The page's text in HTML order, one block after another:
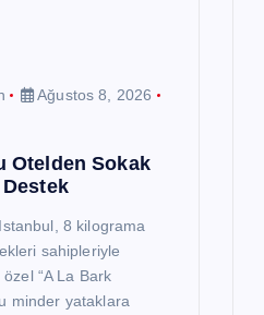
Ağustos 8, 2026
Otelden Sokak
Destek
8 kilograma
sahipleriyle
“A La Bark
minder yataklara